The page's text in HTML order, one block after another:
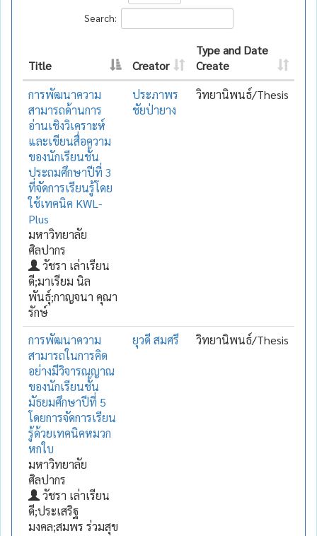
Search:
Title Creator
Type and Date
Create
การพัฒนาความ
สามารถด้านการ
อ่านเชิงวิเคราะห์
และเขียนสื่อความ
ของนักเรียนชั้น
ประถมศึกษาปีที่ 3
ที่จัดการเรียนรู้โดย
ใช้เทคนิค KWL-
Plus
มหาวิทยาลัย
ศิลปากร
วัชรา เล่าเรียน
ดี;มาเรียม นิล
พันธุ์;กาญจนา คุณา
รักษ์
ประภาพร
ชัยป่ายาง
วิทยานิพนธ์/Thesis
การพัฒนาความ
สามารถในการคิด
อย่างมีวิจารณญาณ
ของนักเรียนชั้น
มัธยมศึกษาปีที่ 5
โดยการจัดการเรียน
รู้ด้วยเทคนิคหมวก
หกใบ
มหาวิทยาลัย
ศิลปากร
วัชรา เล่าเรียน
ดี;ประเสริฐ
มงคล;สมพร ร่วมสุข
ยุวดี สมศรี วิทยานิพนธ์/Thesis